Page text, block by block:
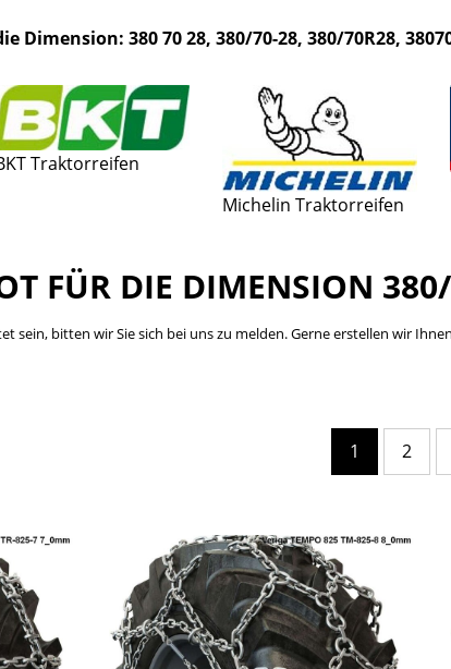
Dimension: 380 70 28, 380/70-28, 380/70R28,
Traktorreifen
Michelin Traktorreifen
FÜR DIE DIMENSION
sein, bitten wir Sie sich bei uns zu melden. Gerne erstellen wir
1 2